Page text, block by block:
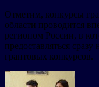
Отметим, конкурсы
области проводится
регионом России, в
предоставляться
грантовых конкурсов.